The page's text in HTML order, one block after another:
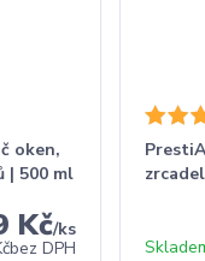
oken,
| 500 ml
Kč/ks
bez DPH